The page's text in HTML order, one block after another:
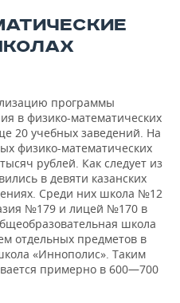
программы
в физико-математических
20 учебных заведений. На
физико-математических
рублей. Как следует из
в девяти казанских
Среди них школа №12
№179 и лицей №170 в
школа
отдельных предметов в
«Иннополис». Таким
примерно в 600—700